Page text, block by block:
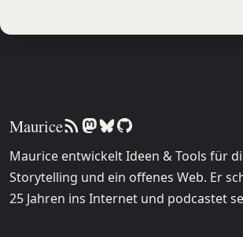
Maurice
Maurice entwickelt Ideen & Tools für
Storytelling und ein offenes Web. Er
25 Jahren ins Internet und podcastet